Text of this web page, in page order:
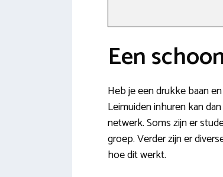
Een
Heb je een drukke baan
Leimuiden inhuren kan
netwerk. Soms zijn er
groep. Verder zijn er
hoe dit werkt.